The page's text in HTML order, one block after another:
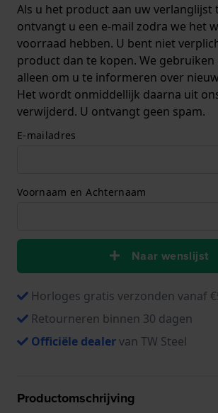
Als u het product aan uw verlanglijst
ontvangt u een e-mail zodra we het
voorraad hebben. U bent niet
product dan te kopen. We gebruiken
alleen om u te informeren over
Het wordt onmiddellijk daarna uit
verwijderd. U ontvangt geen spam.
E-mailadres
Voornaam en Achternaam
Naar wenslijst
Horloges gratis verzonden vanaf
Retourneren binnen 30 dagen
Officiële dealervan TW Steel
Productomschrijving